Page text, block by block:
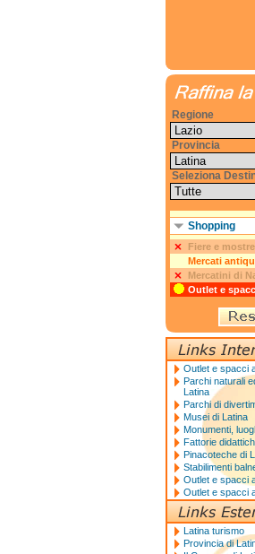
Regione
Provincia
Seleziona
Shopping
Fiere e
Mercati
Mercatini di
Outlet e
Outlet e spacci
Parchi naturali
Latina
Parchi di
Musei di Latina
Monumenti,
Fattorie
Pinacoteche di
Stabilimenti
Outlet e spacci
Outlet e spacci
Latina turismo
Provincia di